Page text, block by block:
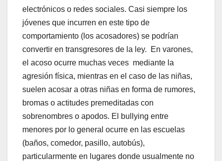
electrónicos o redes sociales. Casi siempre los
jóvenes que incurren en este tipo de
comportamiento (los acosadores) se podrían
convertir en transgresores de la ley. En varones,
el acoso ocurre muchas veces mediante la
agresión física, mientras en el caso de las niñas,
suelen acosar a otras niñas en forma de rumores,
bromas o actitudes premeditadas con
sobrenombres o apodos. El bullying entre
menores por lo general ocurre en las escuelas
(baños, comedor, pasillo, autobús),
particularmente en lugares donde usualmente no